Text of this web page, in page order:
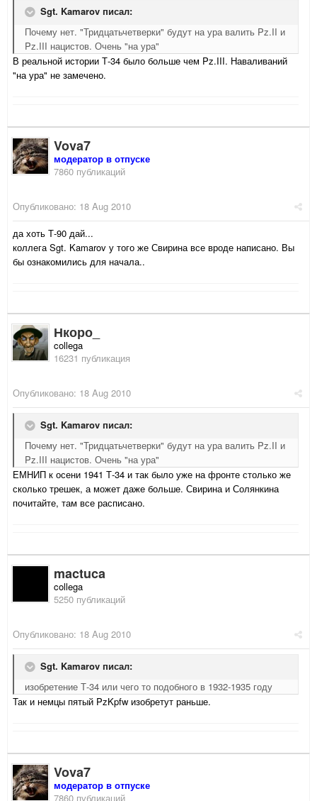
Sgt. Kamarov писал:
Почему нет. "Тридцатьчетверки" будут на ура валить Pz.II и
Pz.III нацистов. Очень "на ура"
В реальной истории Т-34 было больше чем Pz.III. Наваливаний
"на ура" не замечено.
Vova7
модератор в отпуске
7860 публикаций
Опубликовано: 18 Aug 2010
да хоть Т-90 дай...
коллега Sgt. Kamarov у того же Свирина все вроде написано. Вы
бы ознакомились для начала..
Нкоро_
collega
16231 публикация
Опубликовано: 18 Aug 2010
Sgt. Kamarov писал:
Почему нет. "Тридцатьчетверки" будут на ура валить Pz.II и
Pz.III нацистов. Очень "на ура"
ЕМНИП к осени 1941 Т-34 и так было уже на фронте столько же
сколько трешек, а может даже больше. Свирина и Солянкина
почитайте, там все расписано.
mactuca
collega
5250 публикаций
Опубликовано: 18 Aug 2010
Sgt. Kamarov писал:
изобретение Т-34 или чего то подобного в 1932-1935 году
Так и немцы пятый PzKpfw изобретут раньше.
Vova7
модератор в отпуске
7860 публикаций